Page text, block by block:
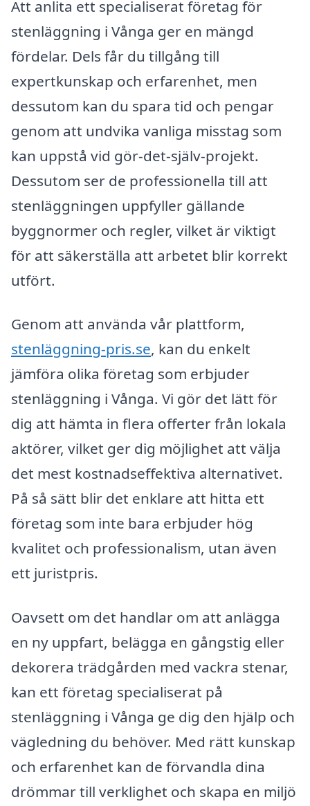
Att anlita ett specialiserat företag för
stenläggning i Vånga ger en mängd
fördelar. Dels får du tillgång till
expertkunskap och erfarenhet, men
dessutom kan du spara tid och pengar
genom att undvika vanliga misstag som
kan uppstå vid gör-det-själv-projekt.
Dessutom ser de professionella till att
stenläggningen uppfyller gällande
byggnormer och regler, vilket är viktigt
för att säkerställa att arbetet blir korrekt
utfört.
Genom att använda vår plattform,
stenläggning-pris.se, kan du enkelt
jämföra olika företag som erbjuder
stenläggning i Vånga. Vi gör det lätt för
dig att hämta in flera offerter från lokala
aktörer, vilket ger dig möjlighet att välja
det mest kostnadseffektiva alternativet.
På så sätt blir det enklare att hitta ett
företag som inte bara erbjuder hög
kvalitet och professionalism, utan även
ett juristpris.
Oavsett om det handlar om att anlägga
en ny uppfart, belägga en gångstig eller
dekorera trädgården med vackra stenar,
kan ett företag specialiserat på
stenläggning i Vånga ge dig den hjälp och
vägledning du behöver. Med rätt kunskap
och erfarenhet kan de förvandla dina
drömmar till verklighet och skapa en miljö